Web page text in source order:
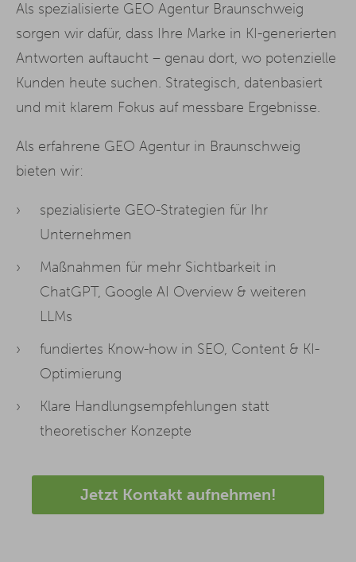
Als spezialisierte GEO Agentur Braunschweig
sorgen wir dafür, dass Ihre Marke in KI-generierten
Antworten auftaucht – genau dort, wo potenzielle
Kunden heute suchen. Strategisch, datenbasiert
und mit klarem Fokus auf messbare Ergebnisse.
Als erfahrene GEO Agentur in Braunschweig
bieten wir:
spezialisierte GEO-Strategien für Ihr
Unternehmen
Maßnahmen für mehr Sichtbarkeit in
ChatGPT, Google AI Overview & weiteren
LLMs
fundiertes Know-how in SEO, Content & KI-
Optimierung
Klare Handlungsempfehlungen statt
theoretischer Konzepte
Jetzt Kontakt aufnehmen!